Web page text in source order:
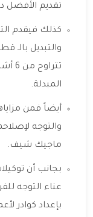
تقديم الأفضل
كذلك فيقدم
والتبديل
المبدلة.
أيضاً فمن
والتوجه
ماجيك شيف.
بجانب أن
عناء التوجه
بإعداد كوادر